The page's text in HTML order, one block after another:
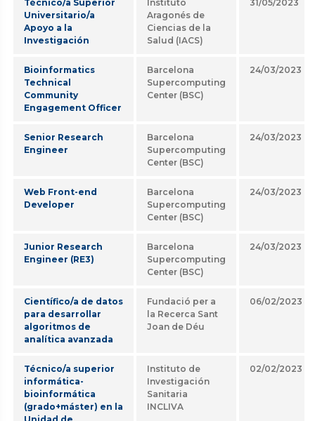
Técnico/a Superior
Universitario/a
Apoyo a la
Investigación
Instituto
Aragonés de
Ciencias de la
Salud (IACS)
31/05/2023
Bioinformatics
Technical
Community
Engagement Officer
Barcelona
Supercomputing
Center (BSC)
24/03/2023
Senior Research
Engineer
Barcelona
Supercomputing
Center (BSC)
24/03/2023
Web Front-end
Developer
Barcelona
Supercomputing
Center (BSC)
24/03/2023
Junior Research
Engineer (RE3)
Barcelona
Supercomputing
Center (BSC)
24/03/2023
Científico/a de datos
para desarrollar
algoritmos de
analítica avanzada
Fundació per a
la Recerca Sant
Joan de Déu
06/02/2023
Técnico/a superior
informática-
bioinformática
(grado+máster) en la
Instituto de
Investigación
Sanitaria
INCLIVA
02/02/2023